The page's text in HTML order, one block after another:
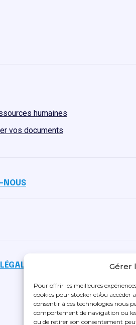
Gérer
Pour offrir les meilleures
cookies pour stocker et/ou accéder
consentir à ces technologies nous
comportement de navigation ou
ou de retirer son consentement
humaines
vos documents
NOUS